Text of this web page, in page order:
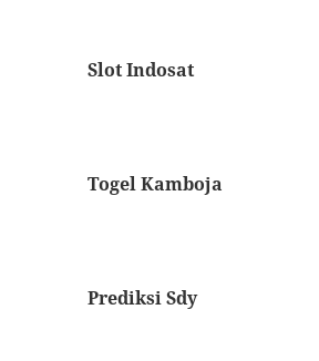
Slot Indosat
Togel Kamboja
Prediksi Sdy